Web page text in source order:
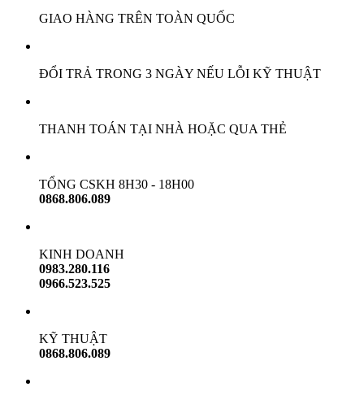
GIAO HÀNG TRÊN TOÀN QUỐC
ĐỔI TRẢ TRONG 3 NGÀY NẾU LỖI KỸ THUẬT
THANH TOÁN TẠI NHÀ HOẶC QUA THẺ
TỔNG CSKH 8H30 - 18H00
0868.806.089
KINH DOANH
0983.280.116
0966.523.525
KỸ THUẬT
0868.806.089